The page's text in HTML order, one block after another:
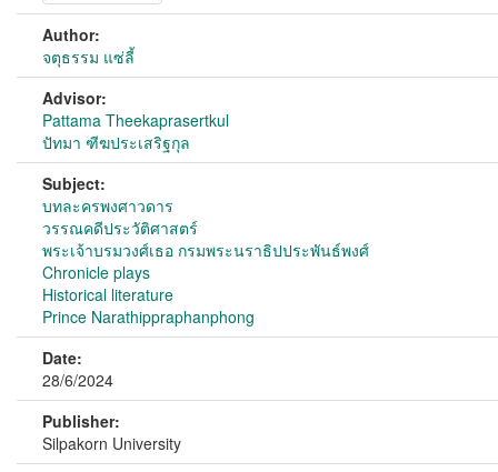
Author:
จตุธรรม แซ่ลี้
Advisor:
Pattama Theekaprasertkul
ปัทมา ฑีฆประเสริฐกุล
Subject:
บทละครพงศาวดาร
วรรณคดีประวัติศาสตร์
พระเจ้าบรมวงศ์เธอ กรมพระนราธิปประพันธ์พงศ์
Chronicle plays
Historical literature
Prince Narathippraphanphong
Date:
28/6/2024
Publisher:
Silpakorn University